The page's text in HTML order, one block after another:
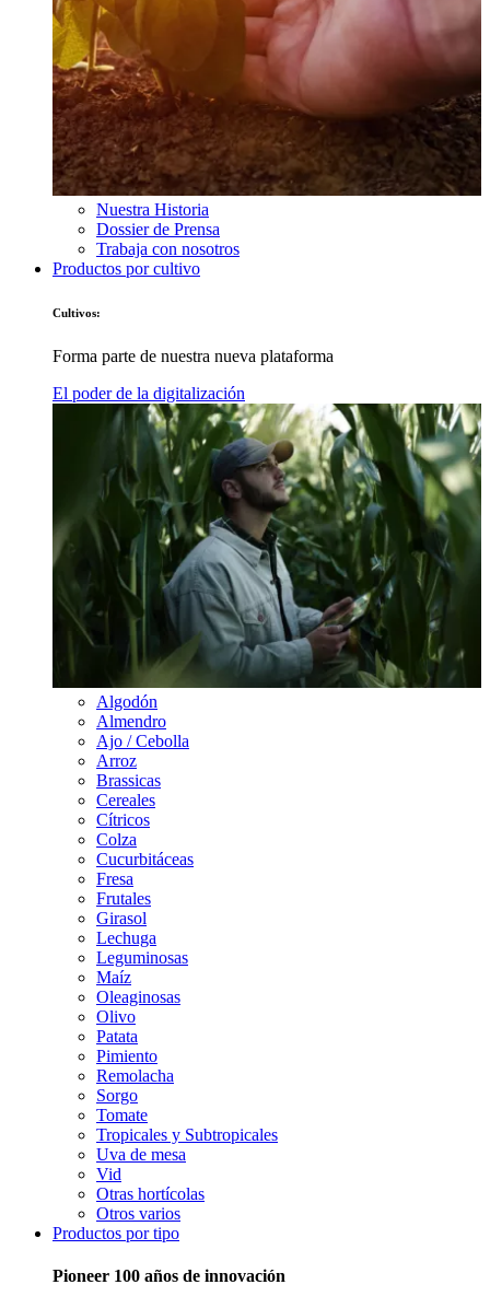
Nuestra Historia
Dossier de Prensa
Trabaja con nosotros
Productos por cultivo
Cultivos:
Forma parte de nuestra nueva plataforma
El poder de la digitalización
Algodón
Almendro
Ajo / Cebolla
Arroz
Brassicas
Cereales
Cítricos
Colza
Cucurbitáceas
Fresa
Frutales
Girasol
Lechuga
Leguminosas
Maíz
Oleaginosas
Olivo
Patata
Pimiento
Remolacha
Sorgo
Tomate
Tropicales y Subtropicales
Uva de mesa
Vid
Otras hortícolas
Otros varios
Productos por tipo
Pioneer 100 años de innovación